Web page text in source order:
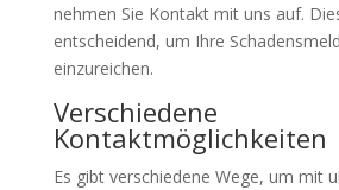
nehmen Sie Kontakt mit uns auf.
entscheidend, um Ihre
einzureichen.
Verschiedene
Kontaktmöglichkeiten
Es gibt verschiedene Wege, um mit